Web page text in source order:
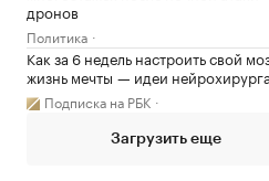
дронов
Политика
Как за 6 недель настроить свой
жизнь мечты — идеи нейрохирурга
Подписка на РБК
Загрузить еще